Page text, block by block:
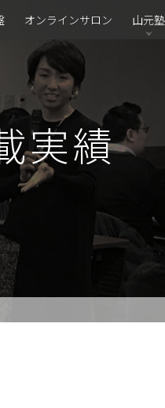
オンラインサロン 山元塾
実績